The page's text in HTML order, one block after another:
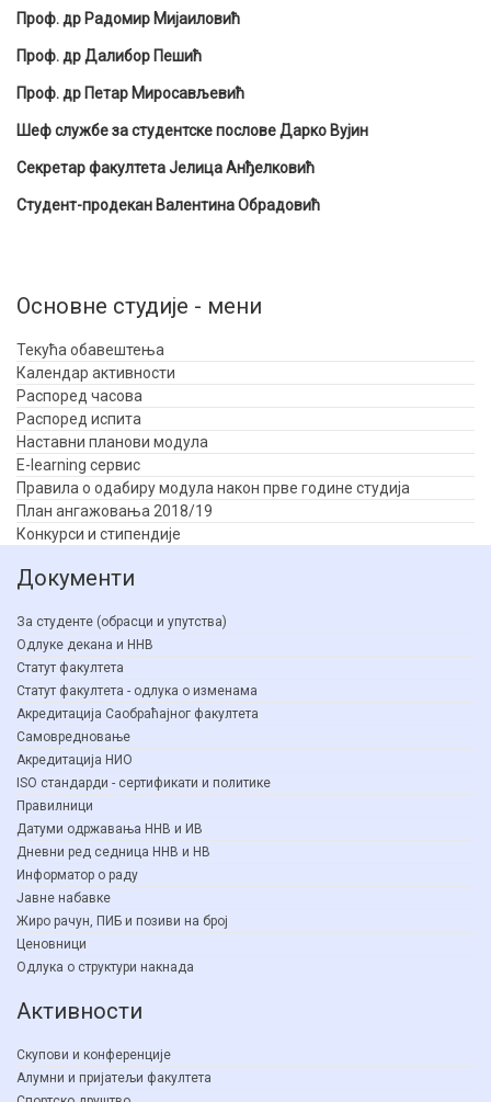
Проф. др Радомир Мијаиловић
Проф. др Далибор Пешић
Проф. др Петар Миросављевић
Шеф службе за студентске послове Дарко Вујин
Секретар факултета Јелица Анђелковић
Студент-продекан Валентина Обрадовић
Основне студије - мени
Текућа обавештења
Календар активности
Распоред часова
Распоред испита
Наставни планови модула
E-learning сервис
Правила о одабиру модула након прве године студија
План ангажовања 2018/19
Конкурси и стипендије
Документи
За студенте (обрасци и упутства)
Одлуке декана и ННВ
Статут факултета
Статут факултета - одлука о изменама
Акредитација Саобраћајног факултета
Самовредновање
Акредитација НИО
ISO стандарди - сертификати и политике
Правилници
Датуми одржавања ННВ и ИВ
Дневни ред седница ННВ и НВ
Информатор о раду
Јавне набавке
Жиро рачун, ПИБ и позиви на број
Ценовници
Одлука о структури накнада
Активности
Скупови и конференције
Алумни и пријатељи факултета